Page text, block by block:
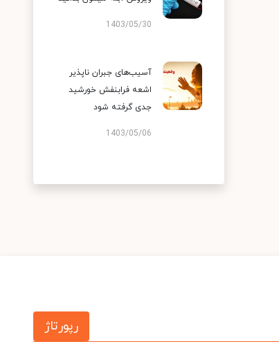
1403/05/30
آسیب‌های جبران ناپذیر
اشعه فرابنفش خورشید
جدی گرفته شود
1403/05/06
رپورتاژ